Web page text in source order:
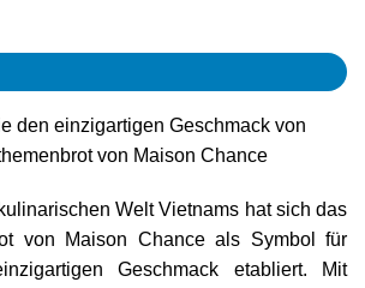
den einzigartigen Geschmack von
von Maison Chance
Welt Vietnams hat sich das
von Maison Chance als Symbol für
Geschmack etabliert. Mit